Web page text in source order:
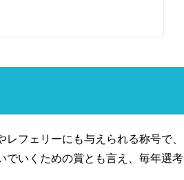
フェリーにも与えられる称号で、
でいくための賞とも言え、毎年選考